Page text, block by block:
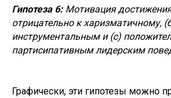
Гипотеза 6: Мотивация
отрицательно к харизматичному,
инструментальным и (c)
партисипативным лидерским
Графически, эти гипотезы можно